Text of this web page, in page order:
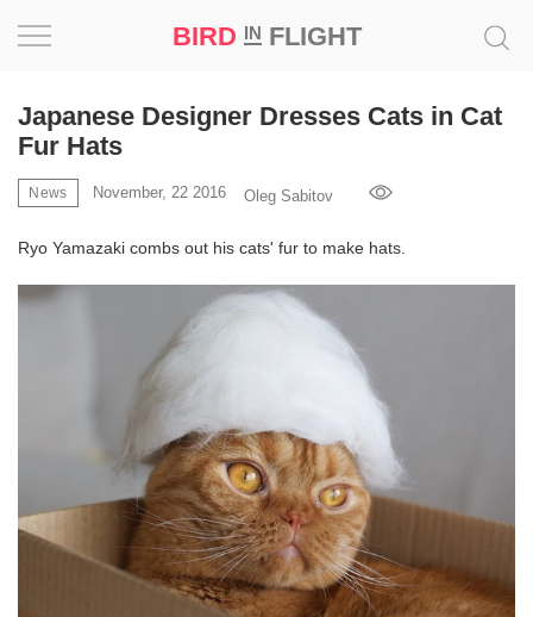
BIRD INFLIGHT
Japanese Designer Dresses Cats in Cat
Fur Hats
News November, 22 2016 Oleg Sabitov
Ryo Yamazaki combs out his cats' fur to make hats.